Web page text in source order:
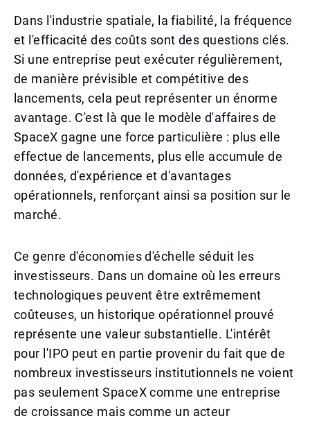
Dans l'industrie spatiale, la fiabilité, la fréquence
et l'efficacité des coûts sont des questions clés.
Si une entreprise peut exécuter régulièrement,
de manière prévisible et compétitive des
lancements, cela peut représenter un énorme
avantage. C'est là que le modèle d'affaires de
SpaceX gagne une force particulière : plus elle
effectue de lancements, plus elle accumule de
données, d'expérience et d'avantages
opérationnels, renforçant ainsi sa position sur le
marché.
Ce genre d'économies d'échelle séduit les
investisseurs. Dans un domaine où les erreurs
technologiques peuvent être extrêmement
coûteuses, un historique opérationnel prouvé
représente une valeur substantielle. L'intérêt
pour l'IPO peut en partie provenir du fait que de
nombreux investisseurs institutionnels ne voient
pas seulement SpaceX comme une entreprise
de croissance mais comme un acteur